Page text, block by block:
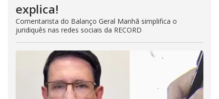
explica!
Comentarista do Balanço Geral Manhã simplifica o
juridiquês nas redes sociais da RECORD